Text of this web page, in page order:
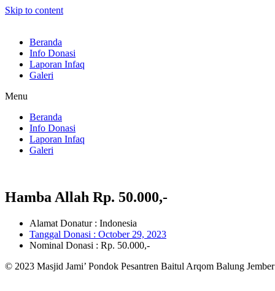
Skip to content
Beranda
Info Donasi
Laporan Infaq
Galeri
Menu
Beranda
Info Donasi
Laporan Infaq
Galeri
Hamba Allah Rp. 50.000,-
Alamat Donatur : Indonesia
Tanggal Donasi : October 29, 2023
Nominal Donasi : Rp. 50.000,-
© 2023 Masjid Jami’ Pondok Pesantren Baitul Arqom Balung Jember